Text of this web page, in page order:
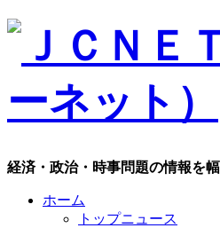
経済・政治・時事問題の情報を
ホーム
トップニュース